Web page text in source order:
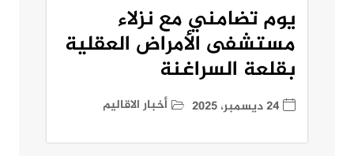
يوم تضامني مع نزلاء
مستشفى الأمراض العقلية
بقلعة السراغنة
24 ديسمبر، 2025 أخبار الاقاليم